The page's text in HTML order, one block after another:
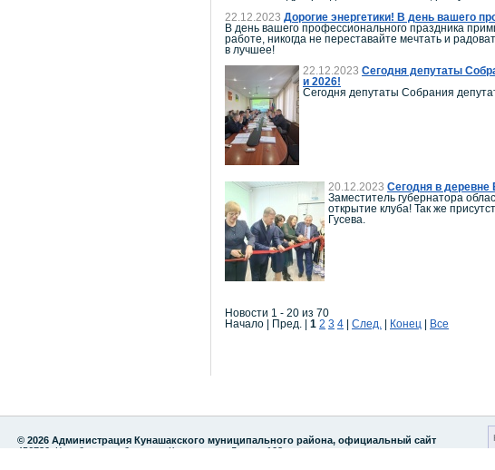
22.12.2023 Дорогие энергетики! В день вашего
В день вашего профессионального праздника
работе, никогда не переставайте мечтать и
в лучшее!
22.12.2023 Сегодня депутаты
и 2026!
Сегодня депутаты Собрания
20.12.2023 Сегодня в деревне
Заместитель губернатора
открытие клуба! Так же
Гусева.
Новости 1 - 20 из 70
Начало | Пред. | 1 2 3 4 След. Конец Все
© 2026 Администрация Кунашакского муниципального района, официальный сайт
456730, Челябинская область, с.Кунашак, ул. Ленина 103